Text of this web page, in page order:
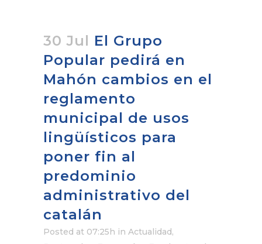
30 Jul El Grupo
Popular pedirá en
Mahón cambios en el
reglamento
municipal de usos
lingüísticos para
poner fin al
predominio
administrativo del
catalán
Posted at 07:25h in Actualidad,